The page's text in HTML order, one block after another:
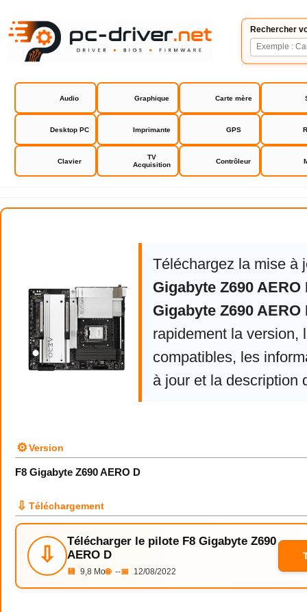
Rechercher
Audio Graphique Carte mère
Desktop PC Imprimante GPS
Clavier
TV
Acquisition
Contrôleur
Gigabyte Z690 AERO D
Téléchargez la mise à
Gigabyte Z690 AERO
Gigabyte Z690 AERO
rapidement la version,
compatibles, les
à jour et la description
⚙Version
F8 Gigabyte Z690 AERO D
⇩ Téléchargement
⇩
Télécharger le pilote F8 Gigabyte Z690
AERO D
💾 9,8 Mo🌐 --📅 12/08/2022